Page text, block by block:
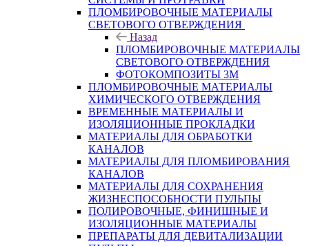
ПЛОМБИРОВОЧНЫЕ МАТЕРИАЛЫ
СВЕТОВОГО ОТВЕРЖДЕНИЯ
Назад
ПЛОМБИРОВОЧНЫЕ МАТЕРИАЛЫ
СВЕТОВОГО ОТВЕРЖДЕНИЯ
ФОТОКОМПОЗИТЫ 3М
ПЛОМБИРОВОЧНЫЕ МАТЕРИАЛЫ
ХИМИЧЕСКОГО ОТВЕРЖДЕНИЯ
ВРЕМЕННЫЕ МАТЕРИАЛЫ И
ИЗОЛЯЦИОННЫЕ ПРОКЛАДКИ
МАТЕРИАЛЫ ДЛЯ ОБРАБОТКИ
КАНАЛОВ
МАТЕРИАЛЫ ДЛЯ ПЛОМБИРОВАНИЯ
КАНАЛОВ
МАТЕРИАЛЫ ДЛЯ СОХРАНЕНИЯ
ЖИЗНЕСПОСОБНОСТИ ПУЛЬПЫ
ПОЛИРОВОЧНЫЕ, ФИНИШНЫЕ И
ИЗОЛЯЦИОННЫЕ МАТЕРИАЛЫ
ПРЕПАРАТЫ ДЛЯ ДЕВИТАЛИЗАЦИИ